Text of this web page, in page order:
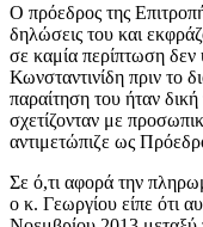
Ο πρόεδρος της
δηλώσεις του και
σε καμία περίπτωση
Κωνσταντινίδη πριν το
παραίτηση του ήταν
σχετίζονταν με
αντιμετώπιζε ως
Σε ό,τι αφορά την
ο κ. Γεωργίου είπε ότι